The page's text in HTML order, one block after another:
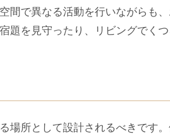
間で異なる活動を行いながらも
題を見守ったり、リビングでく
場所として設計されるべきです